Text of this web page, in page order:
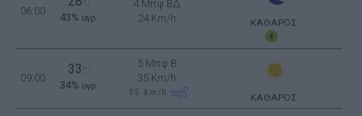
06:00
43% υγρ.
4 Μπφ ΒΔ
24 Km/h
ΚΑΘΑΡΟΣ
09:00
33
34% υγρ.
5 Μπφ B
35 Km/h
55 km/h ΚΑΘΑΡΟΣ